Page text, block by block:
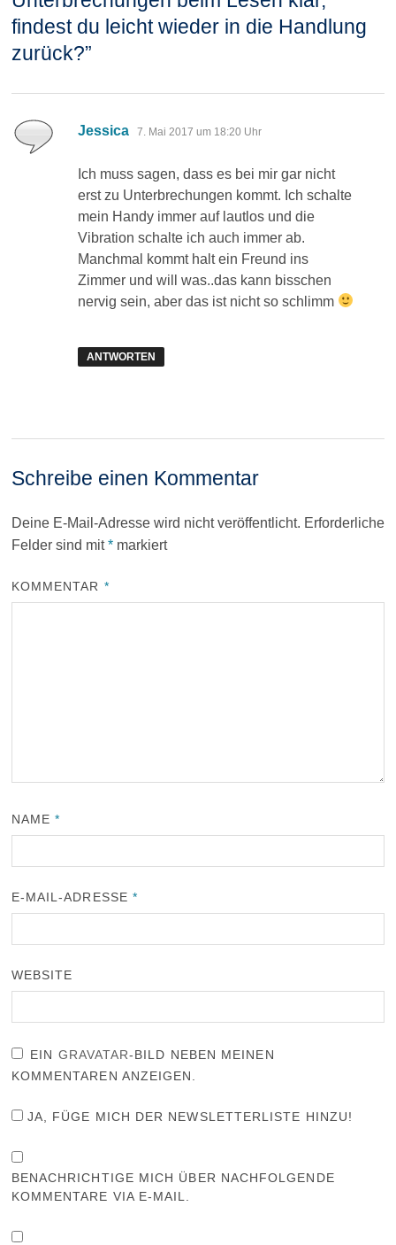
findest du leicht wieder in die Handlung
zurück?”
Jessica sagt:
7. Mai 2017 um 18:20 Uhr
Ich muss sagen, dass es bei mir gar nicht
erst zu Unterbrechungen kommt. Ich schalte
mein Handy immer auf lautlos und die
Vibration schalte ich auch immer ab.
Manchmal kommt halt ein Freund ins
Zimmer und will was..das kann bisschen
nervig sein, aber das ist nicht so schlimm
ANTWORTEN
Schreibe einen Kommentar
Deine E-Mail-Adresse wird nicht veröffentlicht. Erforderliche
Felder sind mit*markiert
KOMMENTAR *
NAME*
E-MAIL-ADRESSE *
WEBSITE
EIN GRAVATAR-BILD NEBEN MEINEN
KOMMENTAREN ANZEIGEN.
JA, FÜGE MICH DER NEWSLETTERLISTE HINZU!
BENACHRICHTIGE MICH ÜBER NACHFOLGENDE
KOMMENTARE VIA E-MAIL.